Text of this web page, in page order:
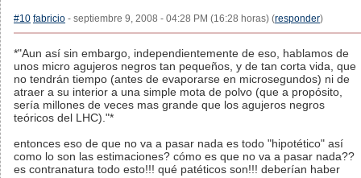
#10 fabricio - septiembre 9, 2008 - 04:28 PM (16:28 horas) (responder)
*"Aun así sin embargo, independientemente de eso, hablamos de
unos micro agujeros negros tan pequeños, y de tan corta vida, que
no tendrán tiempo (antes de evaporarse en microsegundos) ni de
atraer a su interior a una simple mota de polvo (que a propósito,
sería millones de veces mas grande que los agujeros negros
teóricos del LHC)."*
entonces eso de que no va a pasar nada es todo "hipotético" así
como lo son las estimaciones? cómo es que no va a pasar nada??
es contranatura todo esto!!! qué patéticos son!!! deberían haber